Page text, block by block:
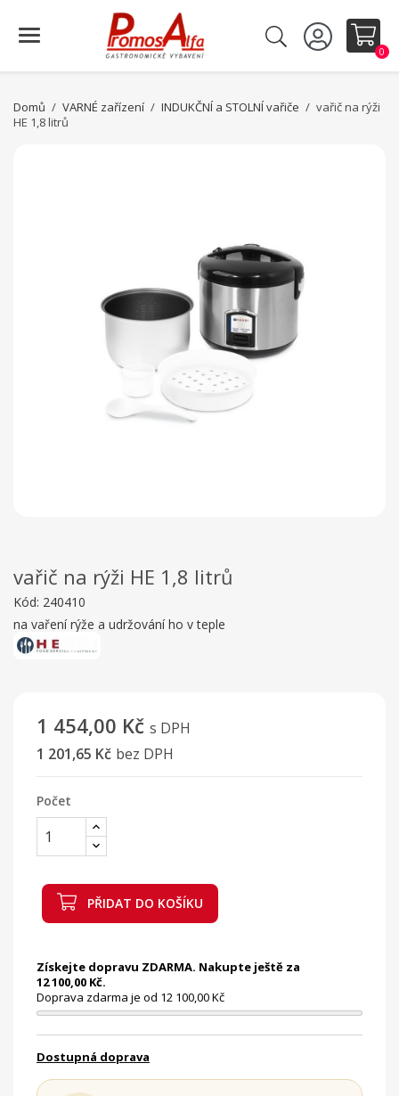
0
Domů VARNÉ zařízení INDUKČNÍ a STOLNÍ vařiče
vařič na rýži
HE 1,8 litrů
vařič na rýži HE 1,8 litrů
Kód: 240410
na vaření rýže a udržování ho v teple
1 454,00 Kč s DPH
1 201,65 Kč bez DPH
Počet
PŘIDAT DO KOŠÍKU
Získejte dopravu ZDARMA. Nakupte ještě za
12 100,00 Kč.
Doprava zdarma je od 12 100,00 Kč
Dostupná doprava